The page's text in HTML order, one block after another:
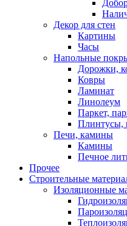
Декор для стен
Картины
Часы
Напольные
Дорожки,
Ковры
Ламинат
Линолеум
Паркет,
Плинтусы,
Печи, камины
Камины
Печное
Прочее
Строительные
Изоляционные